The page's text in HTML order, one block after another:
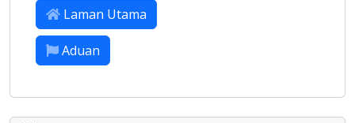
Laman Utama
Aduan